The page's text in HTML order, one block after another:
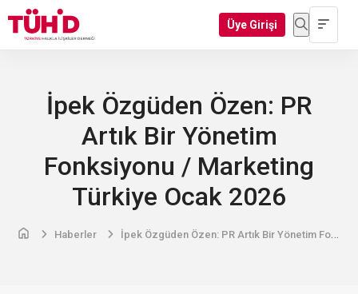
Üye Girişi
İpek Özgüden Özen: PR
Artık Bir Yönetim
Fonksiyonu / Marketing
Türkiye Ocak 2026
Haberler İpek Özgüden Özen: PR Artık Bir Yönetim Fonksiyonu / Marketing Türkiye Ocak 2026